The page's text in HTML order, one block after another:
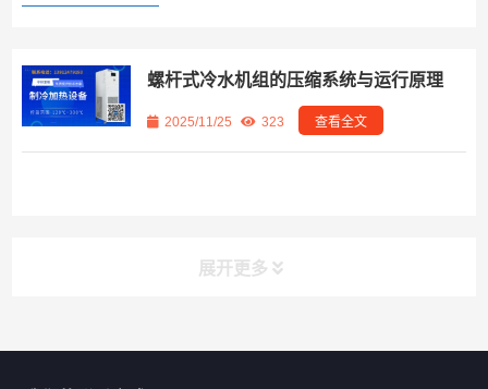
螺杆式冷水机组的压缩系统与运行原理
2025/11/25 323 查看全文
展开更多